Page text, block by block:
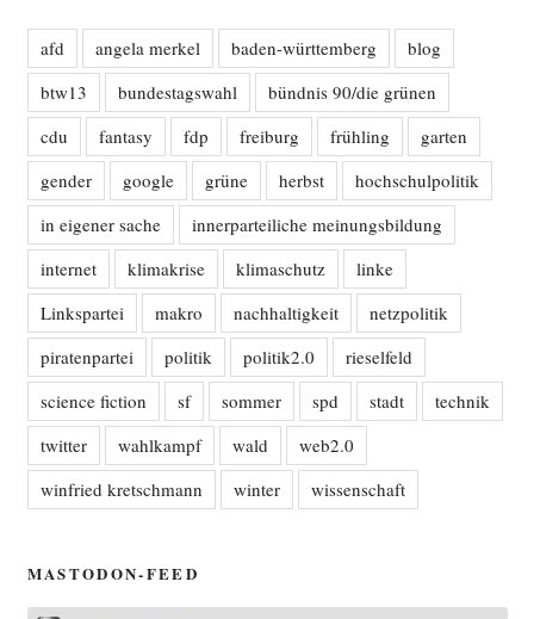
afd angela merkel baden-württemberg
blog
btw13
bundestagswahl
bündnis 90/die grünen
cdu
fantasy fdp freiburg frühling
garten
gender
google grüne herbst
hochschulpolitik
in eigener sache
innerparteiliche meinungsbildung
internet
klimakrise klimaschutz
linke
Linkspartei
makro nachhaltigkeit
netzpolitik
piratenpartei
politik politik2.0
rieselfeld
science fiction
sf sommer spd stadt
technik
twitter
wahlkampf wald
web2.0
winfried kretschmann
winter wissenschaft
MASTODON-FEED